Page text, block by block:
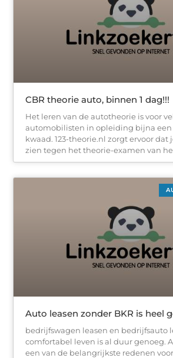
CBR theorie auto, binnen 1 dag!!!
Het leren van de autotheorie is voor
automobilisten in opleiding bijna
kwaad. 123-theorie.nl zorgt ervoor dat
zien tegen het theorie-examen van
Auto leasen zonder BKR is heel
bedrijfswagen leasen en bedrijfsauto
comfortabel leven is al duur genoeg.
een van de belangrijkste redenen